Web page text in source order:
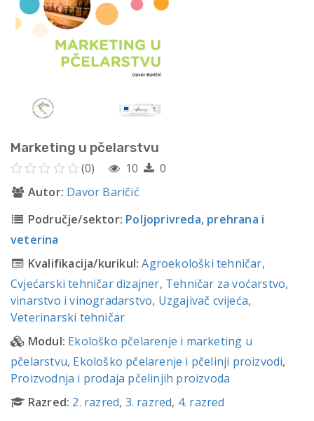
Marketing u pčelarstvu
(0) 10
0
Autor: Davor Baričić
Područje/sektor: Poljoprivreda, prehrana i
veterina
Kvalifikacija/kurikul: Agroekološki tehničar,
Cvjećarski tehničar dizajner, Tehničar za voćarstvo,
vinarstvo i vinogradarstvo, Uzgajivač cvijeća,
Veterinarski tehničar
Modul: Ekološko pčelarenje i marketing u
pčelarstvu, Ekološko pčelarenje i pčelinji proizvodi,
Proizvodnja i prodaja pčelinjih proizvoda
Razred: 2. razred, 3. razred, 4. razred